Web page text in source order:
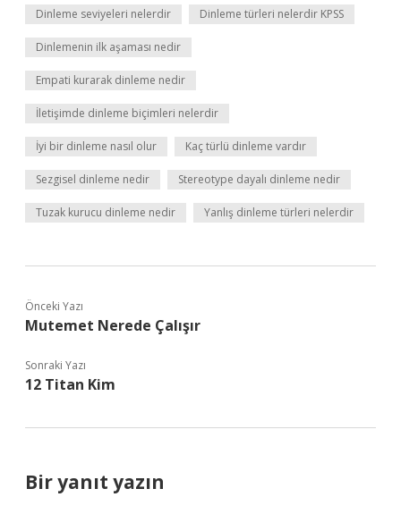
Dinleme seviyeleri nelerdir Dinleme türleri nelerdir KPSS
Dinlemenin ilk aşaması nedir
Empati kurarak dinleme nedir
İletişimde dinleme biçimleri nelerdir
İyi bir dinleme nasıl olur Kaç türlü dinleme vardır
Sezgisel dinleme nedir Stereotype dayalı dinleme nedir
Tuzak kurucu dinleme nedir Yanlış dinleme türleri nelerdir
Önceki Yazı
Mutemet Nerede Çalışır
Sonraki Yazı
12 Titan Kim
Bir yanıt yazın